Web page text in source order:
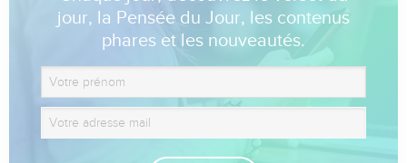
jour, la Pensée du Jour, les contenus
phares et les nouveautés.